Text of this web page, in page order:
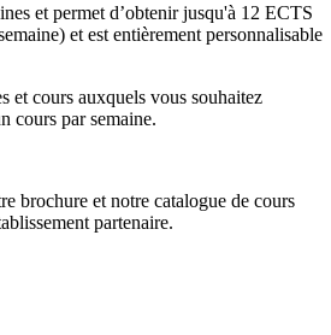
et permet d’obtenir jusqu'à 12 ECTS
et est entièrement personnalisable
et cours auxquels vous souhaitez
cours par semaine.
brochure et notre catalogue de cours
partenaire.